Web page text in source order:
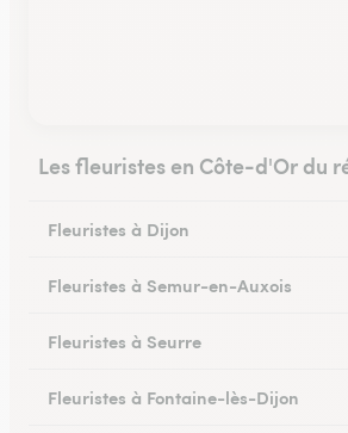
Les fleuristes en Côte-d'Or du
Fleuristes à Dijon
Fleuristes à Semur-en-Auxois
Fleuristes à Seurre
Fleuristes à Fontaine-lès-Dijon